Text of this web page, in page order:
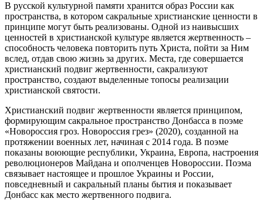
В русской культурной памяти хранится образ России как
пространства, в котором сакральные христианские ценности в
принципе могут быть реализованы. Одной из наивысших
ценностей в христианской культуре является жертвенность –
способность человека повторить путь Христа, пойти за Ним
вслед, отдав свою жизнь за других. Места, где совершается
христианский подвиг жертвенности, сакрализуют
пространство, создают выделенные топосы реализации
христианской святости.
Христианский подвиг жертвенности является принципом,
формирующим сакральное пространство Донбасса в поэме
«Новороссия гроз. Новороссия грез» (2020), созданной на
протяжении военных лет, начиная с 2014 года. В поэме
показаны воюющие республики, Украина, Европа, настроения
революционеров Майдана и ополченцев Новороссии. Поэма
связывает настоящее и прошлое Украины и России,
повседневный и сакральный планы бытия и показывает
Донбасс как место жертвенного подвига.